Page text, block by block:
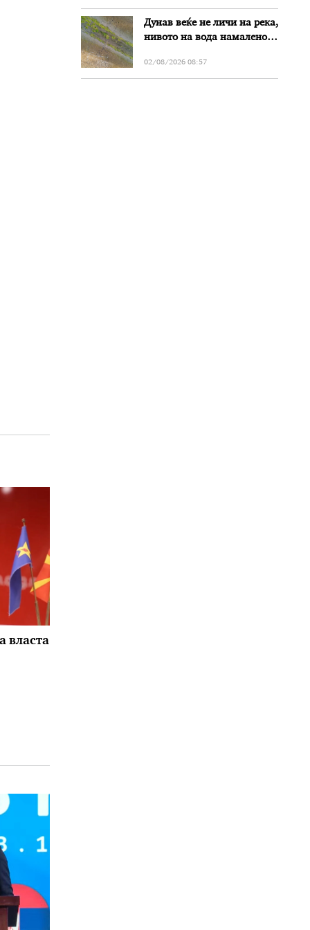
власта
Дунав веќе не личи на река,
нивото на вода намалено
Бугарија
02/08/2026 08:57